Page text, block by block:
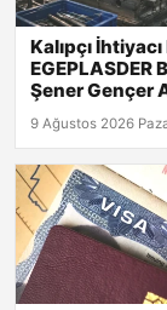
Kalıpçı
EGEPLASDER
Şener Gençer
9 Ağustos 2026